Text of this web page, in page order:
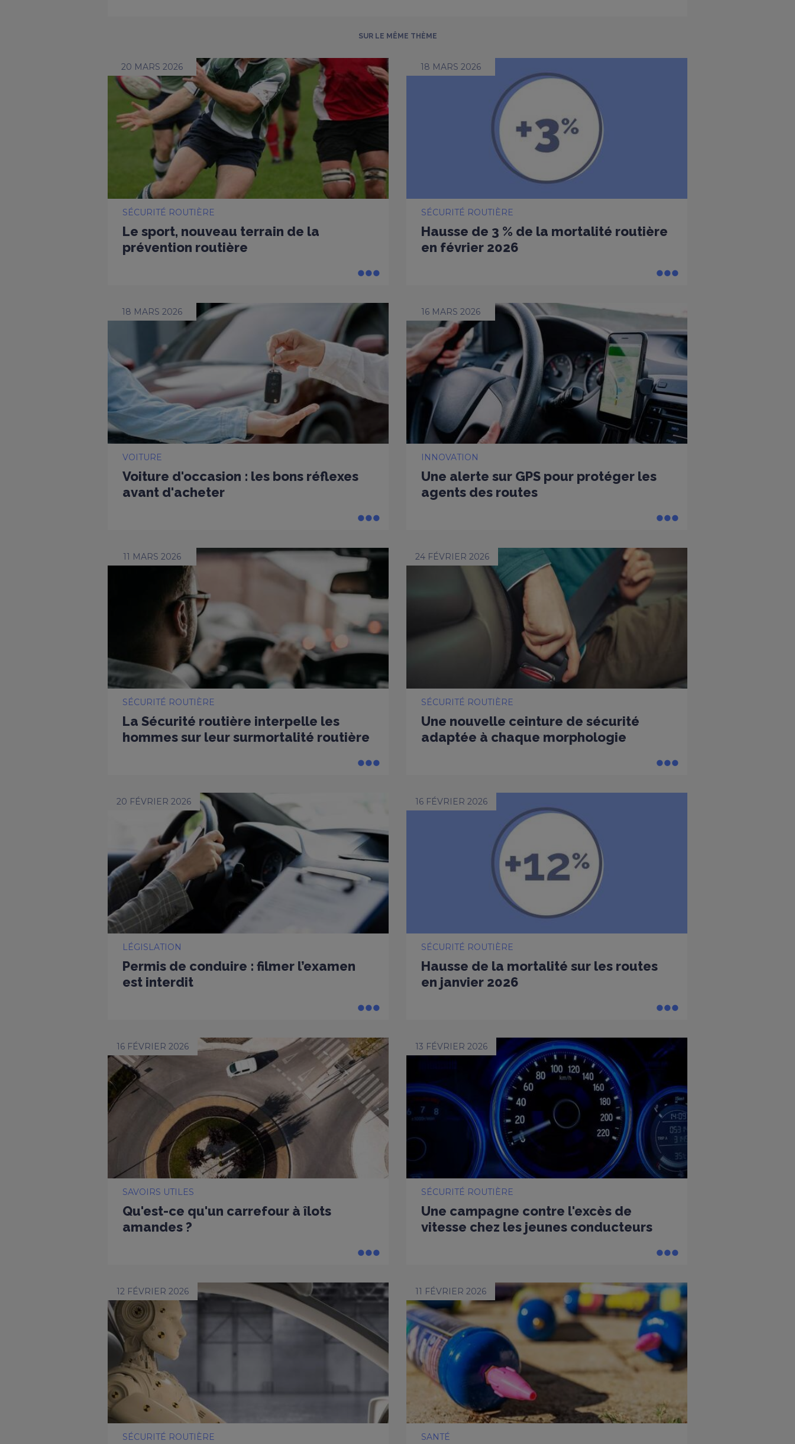
SUR LE MÊME THÈME
20 MARS 2026
SÉCURITÉ ROUTIÈRE
Le sport, nouveau terrain de la
prévention routière
18 MARS 2026
VOITURE
Voiture d'occasion : les bons réflexes
avant d'acheter
11 MARS 2026
SÉCURITÉ ROUTIÈRE
La Sécurité routière interpelle les
hommes sur leur surmortalité routière
20 FÉVRIER 2026
LÉGISLATION
Permis de conduire : filmer l’examen
est interdit
16 FÉVRIER 2026
SAVOIRS UTILES
Qu'est-ce qu'un carrefour à îlots
amandes ?
12 FÉVRIER 2026
SÉCURITÉ ROUTIÈRE
18 MARS 2026
SÉCURITÉ ROUTIÈRE
Hausse de 3 % de la mortalité routière
en février 2026
16 MARS 2026
INNOVATION
Une alerte sur GPS pour protéger les
agents des routes
24 FÉVRIER 2026
SÉCURITÉ ROUTIÈRE
Une nouvelle ceinture de sécurité
adaptée à chaque morphologie
16 FÉVRIER 2026
SÉCURITÉ ROUTIÈRE
Hausse de la mortalité sur les routes
en janvier 2026
13 FÉVRIER 2026
SÉCURITÉ ROUTIÈRE
Une campagne contre l'excès de
vitesse chez les jeunes conducteurs
11 FÉVRIER 2026
SANTÉ